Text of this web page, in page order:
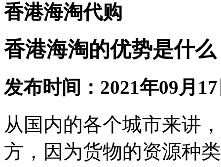
香港海淘代购
香港海淘的优势是什么
发布时间：2021年09月
从国内的各个城市来讲
方，因为货物的资源种